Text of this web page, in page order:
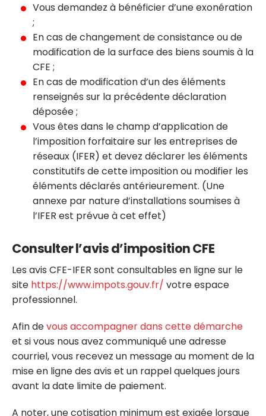
Vous demandez à bénéficier d’une exonération
;
En cas de changement de consistance ou de
modification de la surface des biens soumis à la
CFE ;
En cas de modification d’un des éléments
renseignés sur la précédente déclaration
déposée ;
Vous êtes dans le champ d’application de
l’imposition forfaitaire sur les entreprises de
réseaux (IFER) et devez déclarer les éléments
constitutifs de cette imposition ou modifier les
éléments déclarés antérieurement. (Une
annexe par nature d’installations soumises à
l’IFER est prévue à cet effet)
Consulter l’avis d’imposition CFE
Les avis CFE-IFER sont consultables en ligne sur le
site https://www.impots.gouv.fr/ votre espace
professionnel.
Afin devous accompagner dans cette démarche
et si vous nous avez communiqué une adresse
courriel, vous recevez un message au moment de la
mise en ligne des avis et un rappel quelques jours
avant la date limite de paiement.
A noter, une cotisation minimum est exigée lorsque